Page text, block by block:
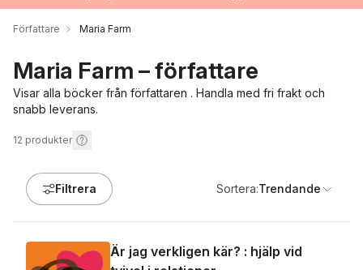
Författare Maria Farm
Maria Farm – författare
Visar alla böcker från författaren . Handla med fri frakt och
snabb leverans.
12 produkter
Filtrera Sortera:Trendande
Är jag verkligen kär? : hjälp vid